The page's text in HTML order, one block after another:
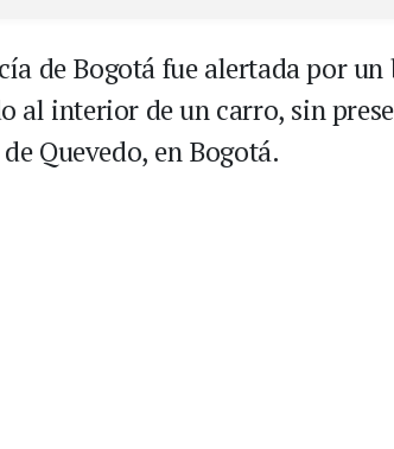
de Bogotá fue alertada por un
al interior de un carro, sin
Quevedo, en Bogotá.